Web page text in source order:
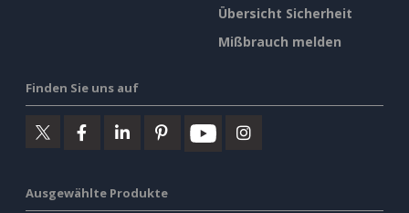
Übersicht Sicherheit
Mißbrauch melden
Finden Sie uns auf
Ausgewählte Produkte